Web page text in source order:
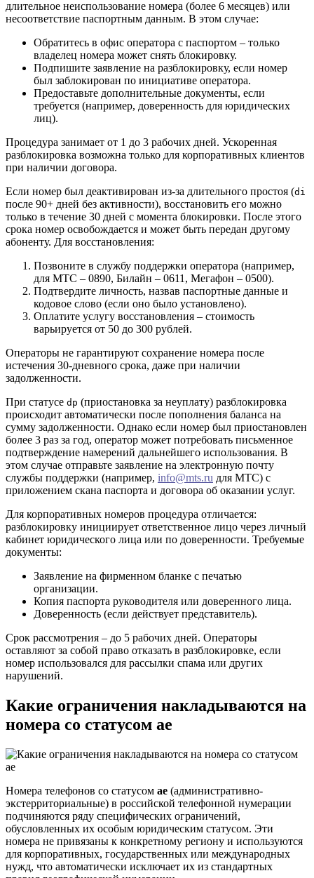
длительное неиспользование номера (более 6 месяцев) или
несоответствие паспортным данным. В этом случае:
Обратитесь в офис оператора с паспортом – только
владелец номера может снять блокировку.
Подпишите заявление на разблокировку, если номер
был заблокирован по инициативе оператора.
Предоставьте дополнительные документы, если
требуется (например, доверенность для юридических
лиц).
Процедура занимает от 1 до 3 рабочих дней. Ускоренная
разблокировка возможна только для корпоративных клиентов
при наличии договора.
Если номер был деактивирован из-за длительного простоя (di
после 90+ дней без активности), восстановить его можно
только в течение 30 дней с момента блокировки. После этого
срока номер освобождается и может быть передан другому
абоненту. Для восстановления:
Позвоните в службу поддержки оператора (например,
для МТС – 0890, Билайн – 0611, Мегафон – 0500).
Подтвердите личность, назвав паспортные данные и
кодовое слово (если оно было установлено).
Оплатите услугу восстановления – стоимость
варьируется от 50 до 300 рублей.
Операторы не гарантируют сохранение номера после
истечения 30-дневного срока, даже при наличии
задолженности.
При статусе dp (приостановка за неуплату) разблокировка
происходит автоматически после пополнения баланса на
сумму задолженности. Однако если номер был приостановлен
более 3 раз за год, оператор может потребовать письменное
подтверждение намерений дальнейшего использования. В
этом случае отправьте заявление на электронную почту
службы поддержки (например, info@mts.ru для МТС) с
приложением скана паспорта и договора об оказании услуг.
Для корпоративных номеров процедура отличается:
разблокировку инициирует ответственное лицо через личный
кабинет юридического лица или по доверенности. Требуемые
документы:
Заявление на фирменном бланке с печатью
организации.
Копия паспорта руководителя или доверенного лица.
Доверенность (если действует представитель).
Срок рассмотрения – до 5 рабочих дней. Операторы
оставляют за собой право отказать в разблокировке, если
номер использовался для рассылки спама или других
нарушений.
Какие ограничения накладываются на
номера со статусом ae
Номера телефонов со статусом ae (административно-
экстерриториальные) в российской телефонной нумерации
подчиняются ряду специфических ограничений,
обусловленных их особым юридическим статусом. Эти
номера не привязаны к конкретному региону и используются
для корпоративных, государственных или международных
нужд, что автоматически исключает их из стандартных